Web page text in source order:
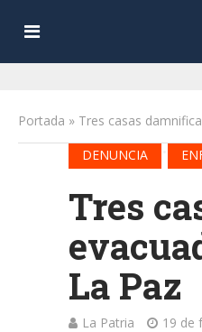
Portada » Tres casas
DENUNCIA
Tres
La Paz
La Patria 19 de